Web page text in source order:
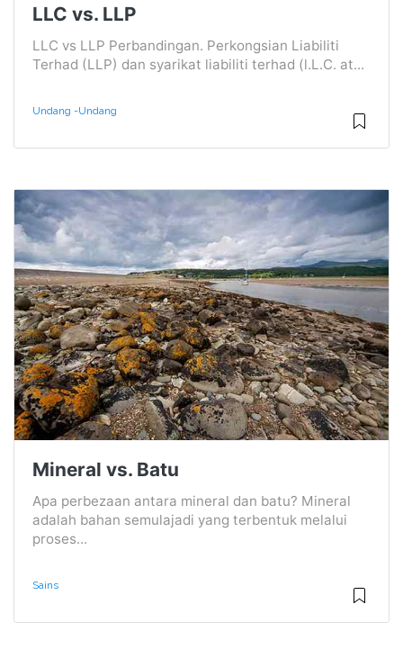
LLC vs. LLP
LLC vs LLP Perbandingan. Perkongsian Liabiliti
Terhad (LLP) dan syarikat liabiliti terhad (l.L.C. at...
Undang -undang
Mineral vs. Batu
Apa perbezaan antara mineral dan batu? Mineral
adalah bahan semulajadi yang terbentuk melalui
proses...
Sains